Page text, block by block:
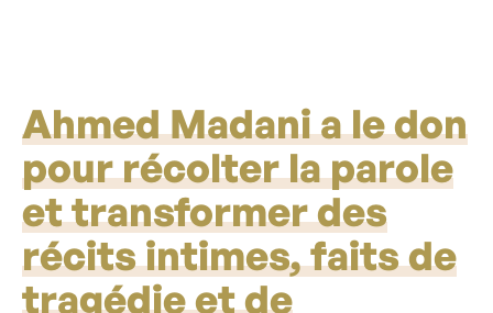
Ahmed Madani a le don
pour récolter la parole
et transformer des
récits intimes, faits de
tragédie et de